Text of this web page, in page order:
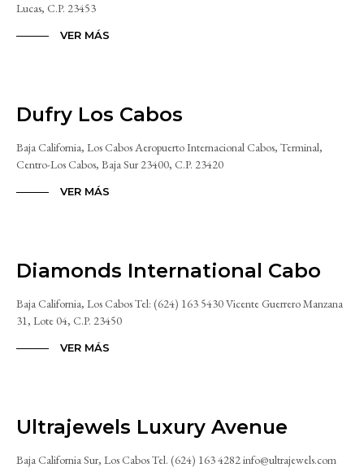
Lucas, C.P. 23453
VER MÁS
Dufry Los Cabos
Baja California, Los Cabos Aeropuerto Internacional Cabos, Terminal,
Centro-Los Cabos, Baja Sur 23400, C.P. 23420
VER MÁS
Diamonds International Cabo
Baja California, Los Cabos Tel: (624) 163 5430 Vicente Guerrero Manzana
31, Lote 04, C.P. 23450
VER MÁS
Ultrajewels Luxury Avenue
Baja California Sur, Los Cabos Tel. (624) 163 4282 info@ultrajewels.com